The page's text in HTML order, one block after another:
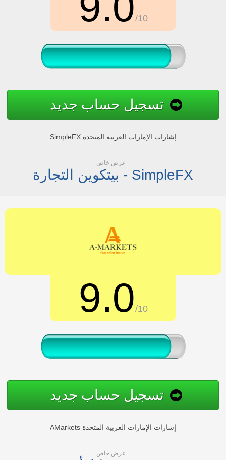
/10
تسجيل حساب جديد
SimpleFX إشارات الإمارات العربية المتحدة
عرض خاص
بيتكوين التجارة - SimpleFX
9.0/10
تسجيل حساب جديد
AMarkets إشارات الإمارات العربية المتحدة
عرض خاص